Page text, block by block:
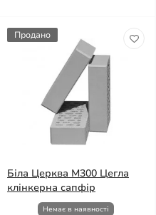
Продано
Біла Церква М300 Цегла
клінкерна сапфір
Немає в наявності